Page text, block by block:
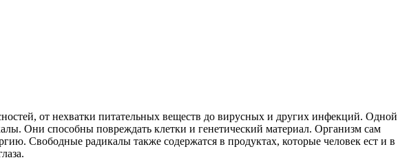
от нехватки питательных веществ до вирусных и других инфекций. Одной
Они способны повреждать клетки и генетический материал. Организм сам
Свободные радикалы также содержатся в продуктах, которые человек ест и в